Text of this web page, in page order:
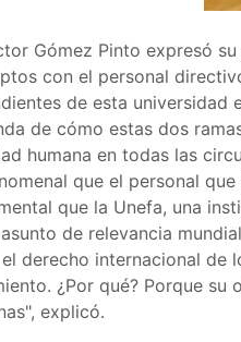
Gómez Pinto expresó
con el personal
de esta universidad
de cómo estas dos
humana en todas las
que el personal
que la Unefa, una
de relevancia
derecho internacional de
¿Por qué? Porque
explicó.